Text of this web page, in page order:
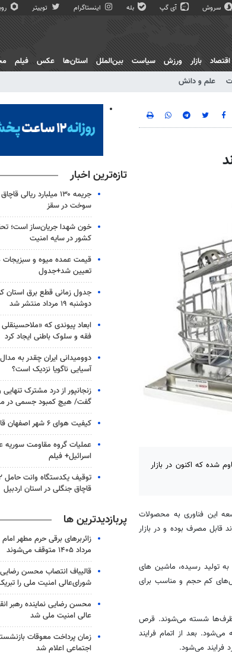
سروش آی گپ بله اینستاگرام توییتر
علم و دانش
اقتصاد بازار ورزش سیاست بین‌الملل استان‌ها عکس فیلم
که اکنون در بازار
این فناوری به محصولات
قابل مصرف بوده و در بازار
تولید رسیده، ماشین های
کم حجم و مناسب برای
و دمای در حدود ۴۵ تا ۷۵ درجه سانتی‌گراد ظرف‌ها شسته می‌شوند. قرص
بعد از اتمام فرایند
می‌شود.
تازه‌ترین اخبار
سوخت در سقز
خون شهدا جریان‌ساز است؛
کشور در سایه امنیت
قیمت عمده میوه و سبزیجات
تعیین شد+جدول
جدول زمانی قطع برق استان
دوشنبه ۱۹ مرداد منتشر شد
ابعاد پیوندی که
فقه و سلوک باطنی ایجاد کرد
دوومیدانی ایران چقدر به
آسیایی ناگویا نزدیک است؟
زنجانپور از درد مشترک
گفت/ هیچ کمبود جسمی در
کیفیت هوای ۶ شهر اصفهان قابل قبول است
عملیات گروه مقاومت سوریه
اسرائیل+ فیلم
قاچاق جنگلی در استان اردبیل
پربازدیدترین ها
مرداد ۱۴۰۵ متوقف می‌شوند
قالیباف انتصاب محسن
شورای‌عالی امنیت ملی را
محسن رضایی نماینده رهبر
عالی امنیت ملی شد
زمان پرداخت معوقات
اجتماعی اعلام شد